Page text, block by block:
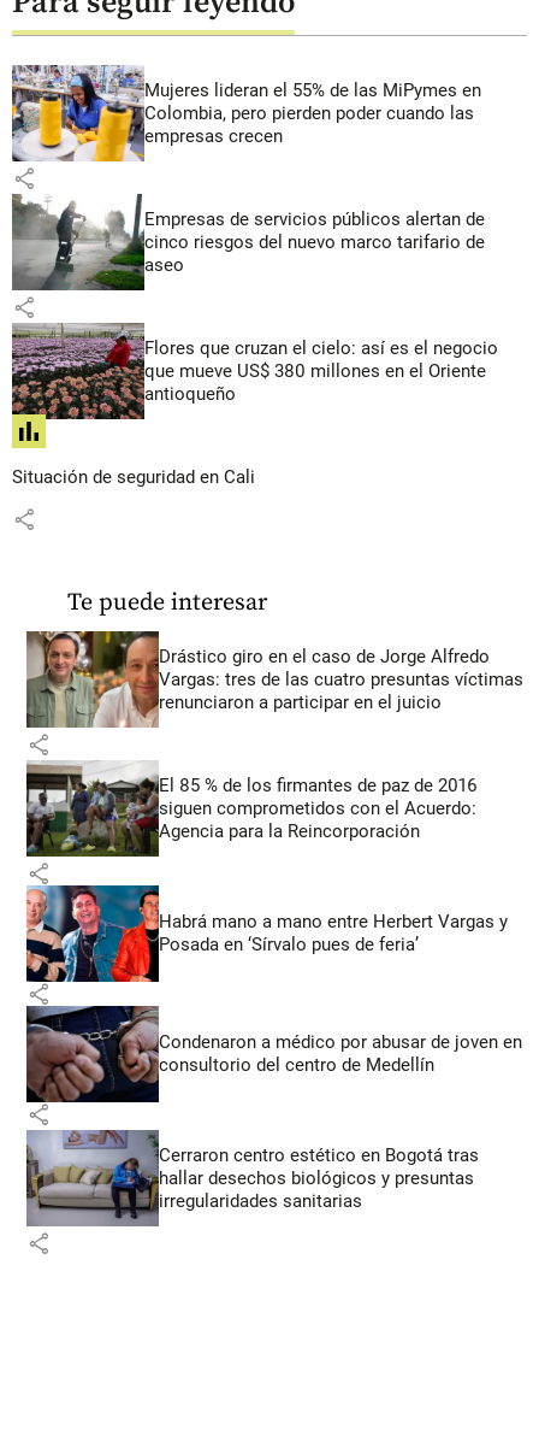
Mujeres lideran el 55% de las MiPymes en
Colombia, pero pierden poder cuando las
empresas crecen
share
Empresas de servicios públicos alertan de
cinco riesgos del nuevo marco tarifario de
aseo
share
Flores que cruzan el cielo: así es el negocio
que mueve US$ 380 millones en el Oriente
antioqueño
share
Situación de seguridad en Cali
share
Te puede interesar
Drástico giro en el caso de Jorge Alfredo
Vargas: tres de las cuatro presuntas víctimas
renunciaron a participar en el juicio
share
El 85 % de los firmantes de paz de 2016
siguen comprometidos con el Acuerdo:
Agencia para la Reincorporación
share
Habrá mano a mano entre Herbert Vargas y
Posada en ‘Sírvalo pues de feria’
share
Condenaron a médico por abusar de joven en
consultorio del centro de Medellín
share
Cerraron centro estético en Bogotá tras
hallar desechos biológicos y presuntas
irregularidades sanitarias
share